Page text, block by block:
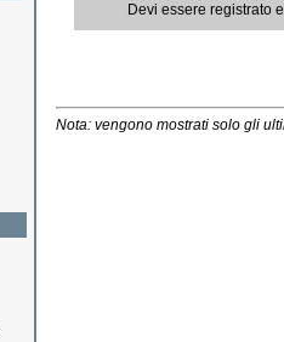
Devi essere registrato
Nota: vengono mostrati solo gli